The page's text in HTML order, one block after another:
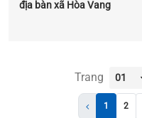
địa bàn xã Hòa Vang
Trang
1 2